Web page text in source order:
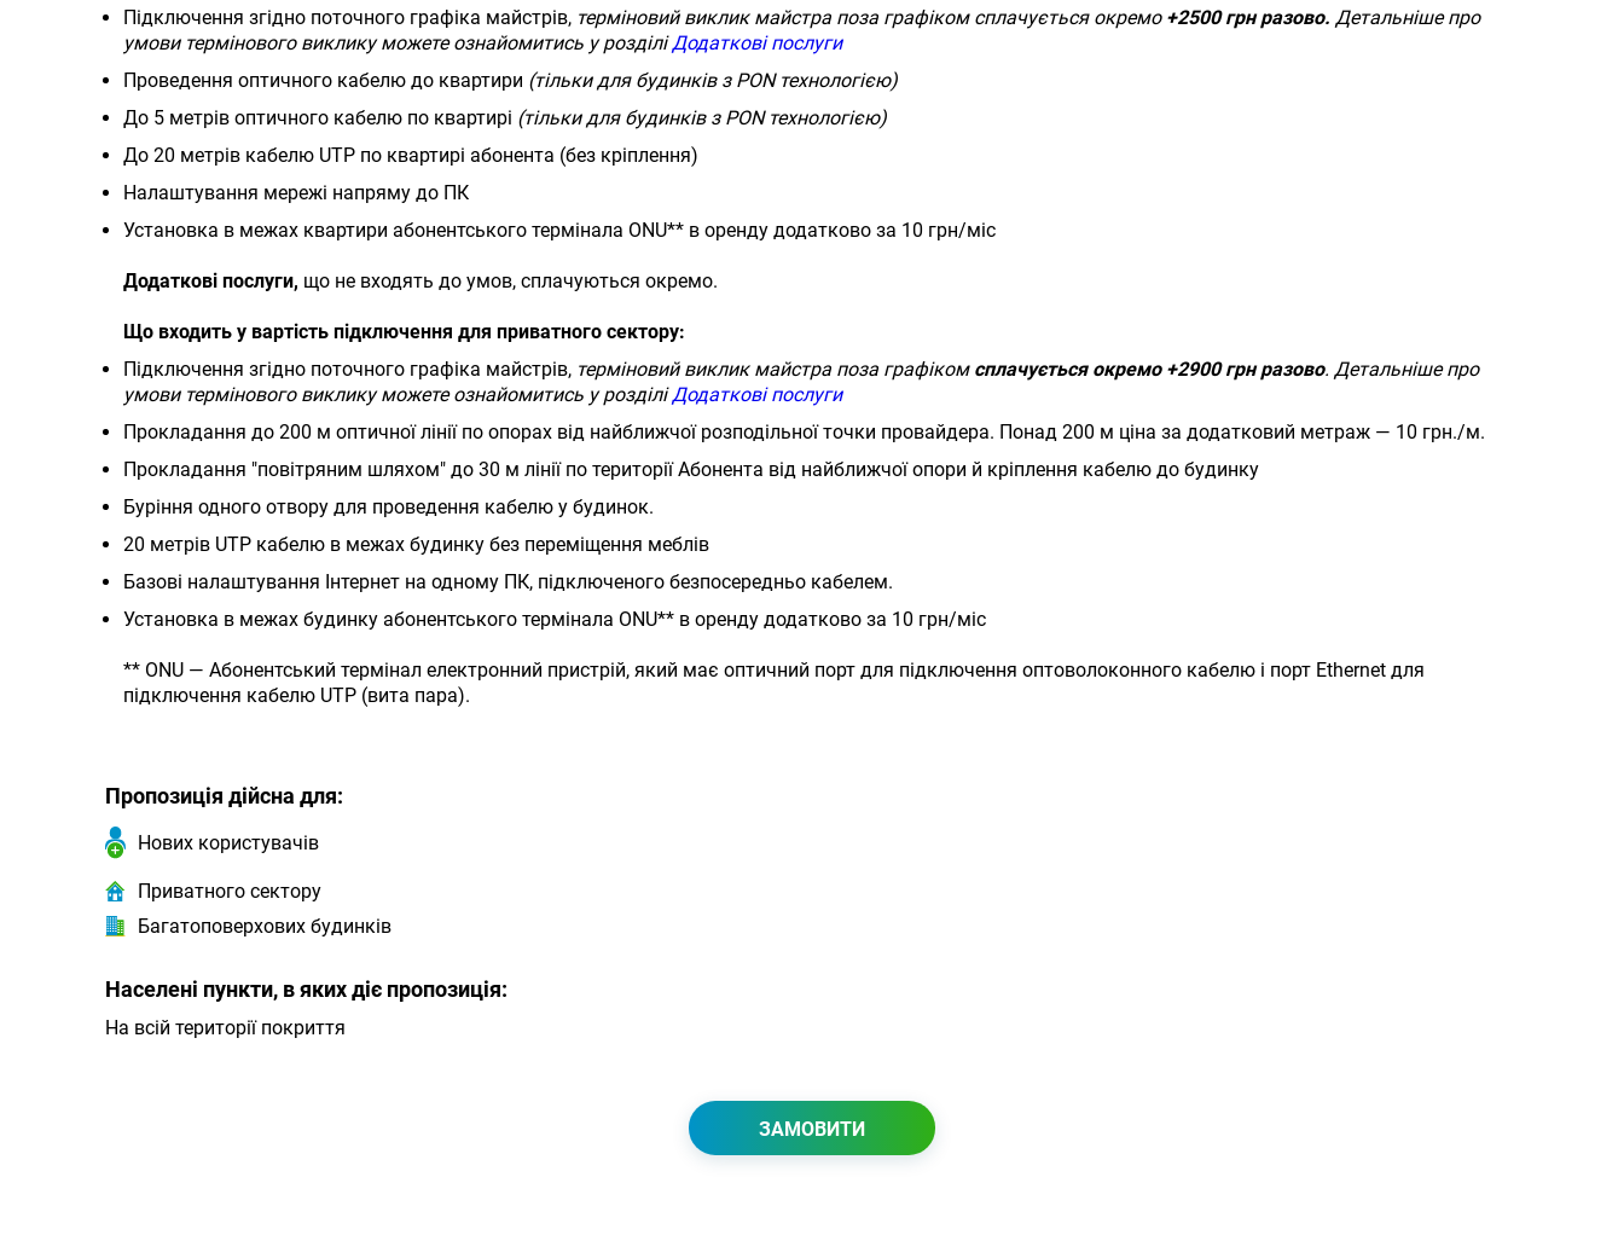
Підключення згідно поточного графіка майстрів, терміновий виклик майстра поза графіком сплачується окремо +2500 грн разово. Детальніше про
умови термінового виклику можете ознайомитись у розділіДодаткові послуги
Проведення оптичного кабелю до квартири (тільки для будинків з PON технологією)
До 5 метрів оптичного кабелю по квартирі (тільки для будинків з PON технологією)
До 20 метрів кабелю UTP по квартирі абонента (без кріплення)
Налаштування мережі напряму до ПК
Установка в межах квартири абонентського термінала ONU** в оренду додатково за 10 грн/міс
Додаткові послуги, що не входять до умов, сплачуються окремо.
Що входить у вартість підключення для приватного сектору:
Підключення згідно поточного графіка майстрів, терміновий виклик майстра поза графікомсплачується окремо +2900 грн разово. Детальніше про
умови термінового виклику можете ознайомитись у розділіДодаткові послуги
Прокладання до 200 м оптичної лінії по опорах від найближчої розподільної точки провайдера. Понад 200 м ціна за додатковий метраж — 10 грн./м.
Прокладання "повітряним шляхом" до 30 м лінії по території Абонента від найближчої опори й кріплення кабелю до будинку
Буріння одного отвору для проведення кабелю у будинок.
20 метрів UTP кабелю в межах будинку без переміщення меблів
Базові налаштування Інтернет на одному ПК, підключеного безпосередньо кабелем.
Установка в межах будинку абонентського термінала ONU** в оренду додатково за 10 грн/міс
** ONU — Абонентський термінал електронний пристрій, який має оптичний порт для підключення оптоволоконного кабелю і порт Ethernet для
підключення кабелю UTP (вита пара).
Пропозиція дійсна для:
Нових користувачів
Приватного сектору
Багатоповерхових будинків
Населені пункти, в яких діє пропозиція:
На всій території покриття
ЗАМОВИТИ